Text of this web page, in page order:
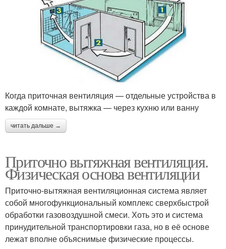
Когда приточная вентиляция — отдельные устройства в
каждой комнате, вытяжка — через кухню или ванну
читать дальше →
Приточно вытяжная вентиляция.
Физическая основа вентиляции
Приточно-вытяжная вентиляционная система являет
собой многофункциональный комплекс сверхбыстрой
обработки газовоздушной смеси. Хоть это и система
принудительной транспортировки газа, но в её основе
лежат вполне объяснимые физические процессы.